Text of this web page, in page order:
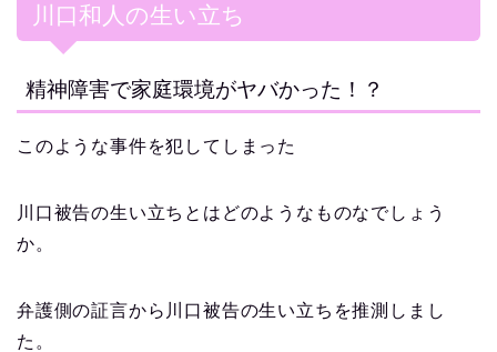
川口和人の生い立ち
精神障害で家庭環境がヤバかった！？
このような事件を犯してしまった
川口被告の生い立ちとはどのようなものなでしょう
か。
弁護側の証言から川口被告の生い立ちを推測しまし
た。